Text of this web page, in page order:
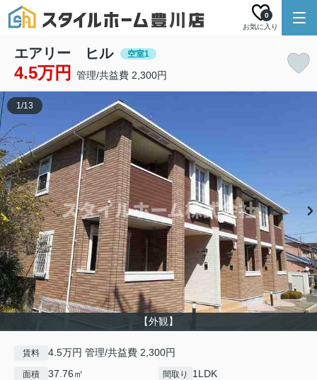
お気に入り
0
エアリー ヒル 空室1
4.5万円 管理/共益費 2,300円
【外観】
1/13
賃料 4.5万円 管理/共益費 2,300円
面積 37.76㎡ 間取り 1LDK